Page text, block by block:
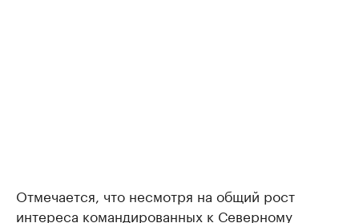
Отмечается, что несмотря на общий рост
интереса командированных к Северному